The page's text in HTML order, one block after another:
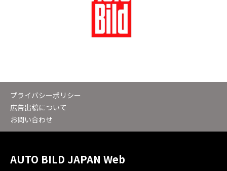
プライバシーポリシー
広告出稿について
お問い合わせ
AUTO BILD JAPAN Web